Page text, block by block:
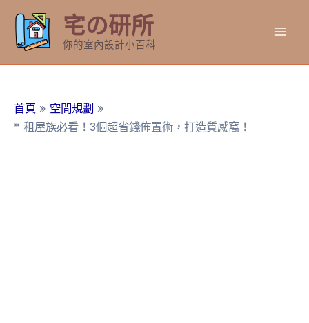
要
宅の研所
你的室內設計小百科
首頁
空間規劃
* 租屋族必看！3個超省錢佈置術，打造質感窩！